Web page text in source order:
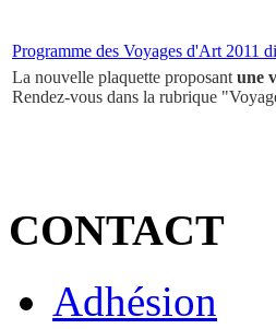
Programme des Voyages d'Art 2011
La nouvelle plaquette proposantune
Rendez-vous dans la rubrique
CONTACT
Adhésion